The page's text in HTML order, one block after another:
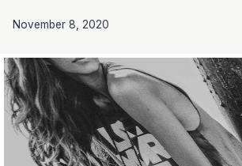
November 8, 2020